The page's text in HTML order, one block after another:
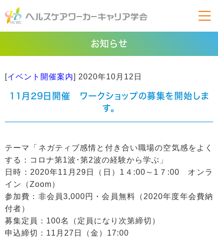
お知らせ
[イベント開催案内] 2020年10月12日
11月29日開催 ワークショップの募集を開始しま
す。
テーマ「ネガティブ感情と付き合い職場の空気感をよく
する：コロナ第1波･第2波の経験から学ぶ」
日時：2020年11月29日（日）1４:00～1７:00 オンラ
イン（Zoom）
参加費：非会員3,000円・会員無料（2020年度年会費納
付者）
募集定員：100名（定員になり次第締切）
申込締切：11月27日（金）17:00